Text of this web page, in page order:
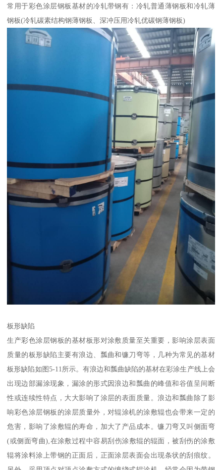
常用于彩色涂层钢板基材的冷轧带钢有：冷轧普通薄钢板和冷轧薄
钢板(冷轧碳素结构钢薄钢板、深冲压用冷轧优碳钢薄钢板)
板形缺陷
生产彩色涂层钢板的基材板形对涂敷质量至关重要，影响涂层表面
质量的板形缺陷主要有浪边、瓢曲和镰刀弯等，几种为常见的基材
板形缺陷如图5-11所示。有浪边和瓢曲缺陷的基材在彩涂生产线上会
出现边部漏涂现象，漏涂的形式因浪边和瓢曲的峰值和谷值呈间断
性或连续性特点，大大影响了涂层的表面质量。浪边和瓢曲除了影
响彩色涂层钢板的涂层质量外，对辊涂机的涂敷辊也会带来一定的
危害，影响了涂敷辊的寿命，加大了产品成本。镰刀弯又叫侧面弯
(或侧面弯曲),在涂敷过程中容易刮伤涂敷辊的辊面，被刮伤的涂敷
辊将涂料涂上带钢的正面后，正面涂层表面会出现条状的刮痕纹。